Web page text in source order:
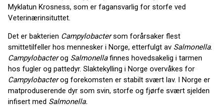
Myklatun Krosness, som er fagansvarlig for storfe ved
Veterinærinsituttet.
Det er bakterien Campylobactersom forårsaker flest
smittetilfeller hos mennesker i Norge, etterfulgt av Salmonella.
Campylobacterog Salmonellafinnes hovedsakelig i tarmen
hos fugler og pattedyr. Slaktekylling i Norge overvåkes for
Campylobacterog forekomsten er stabilt svært lav. I Norge er
matproduserende dyr som svin, storfe og fjørfe svært sjelden
infisert med Salmonella.